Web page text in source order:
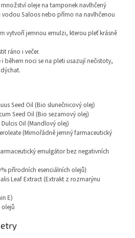
množství oleje na tamponek navlhčený
vodou Saloos nebo přímo na navlhčenou
vytvoří jemnou emulzi, kterou pleť krásně
ráno i večer.
i během noci se na pleti usazují nečistoty,
Seed Oil (Bio slunečnicový olej)
Seed Oil (Bio sezamový olej)
Oil (Mandlový olej)
(Mimořádně jemný farmaceutický
emulgátor bez negativních
přírodních esenciálních olejů)
Leaf Extract (Extrakt z rozmarýnu
E)
olejů